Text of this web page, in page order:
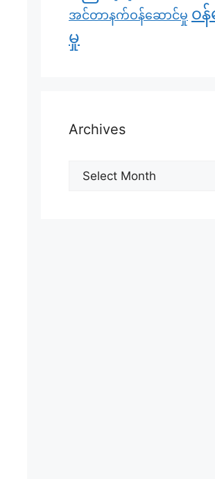
အင်တာနက်ဝန်ဆောင်မှု ၀
မှု
Archives
Archives